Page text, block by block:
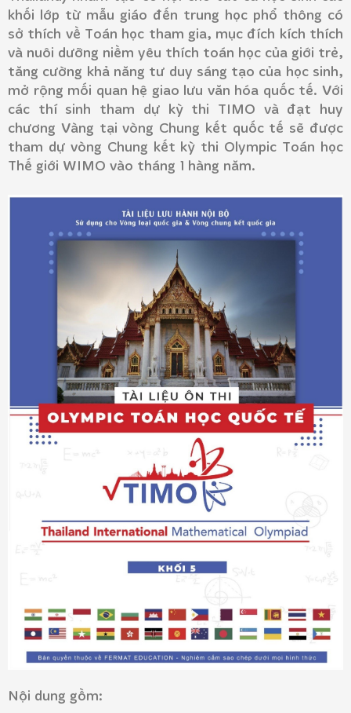
khối lớp từ mẫu giáo đến trung học phổ thông có
sở thích về Toán học tham gia, mục đích kích thích
và nuôi dưỡng niềm yêu thích toán học của giới trẻ,
tăng cường khả năng tư duy sáng tạo của học sinh,
mở rộng mối quan hệ giao lưu văn hóa quốc tế. Với
các thí sinh tham dự kỳ thi TIMO và đạt huy
chương Vàng tại vòng Chung kết quốc tế sẽ được
tham dự vòng Chung kết kỳ thi Olympic Toán học
Thế giới WIMO vào tháng 1 hàng năm.
Nội dung gồm: